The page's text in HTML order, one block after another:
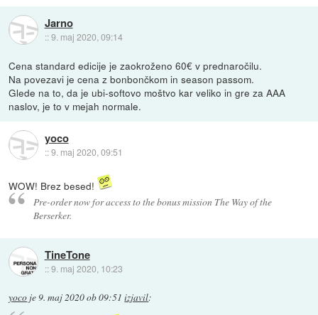
Jarno
::9. maj 2020, 09:14
Cena standard edicije je zaokroženo 60€ v prednaročilu.
Na povezavi je cena z bonbončkom in season passom.
Glede na to, da je ubi-softovo moštvo kar veliko in gre za AAA
naslov, je to v mejah normale.
yoco
::9. maj 2020, 09:51
WOW! Brez besed!
Pre-order now for access to the bonus mission The Way of the
Berserker.
TineTone
::9. maj 2020, 10:23
yoco je 9. maj 2020 ob 09:51 izjavil: